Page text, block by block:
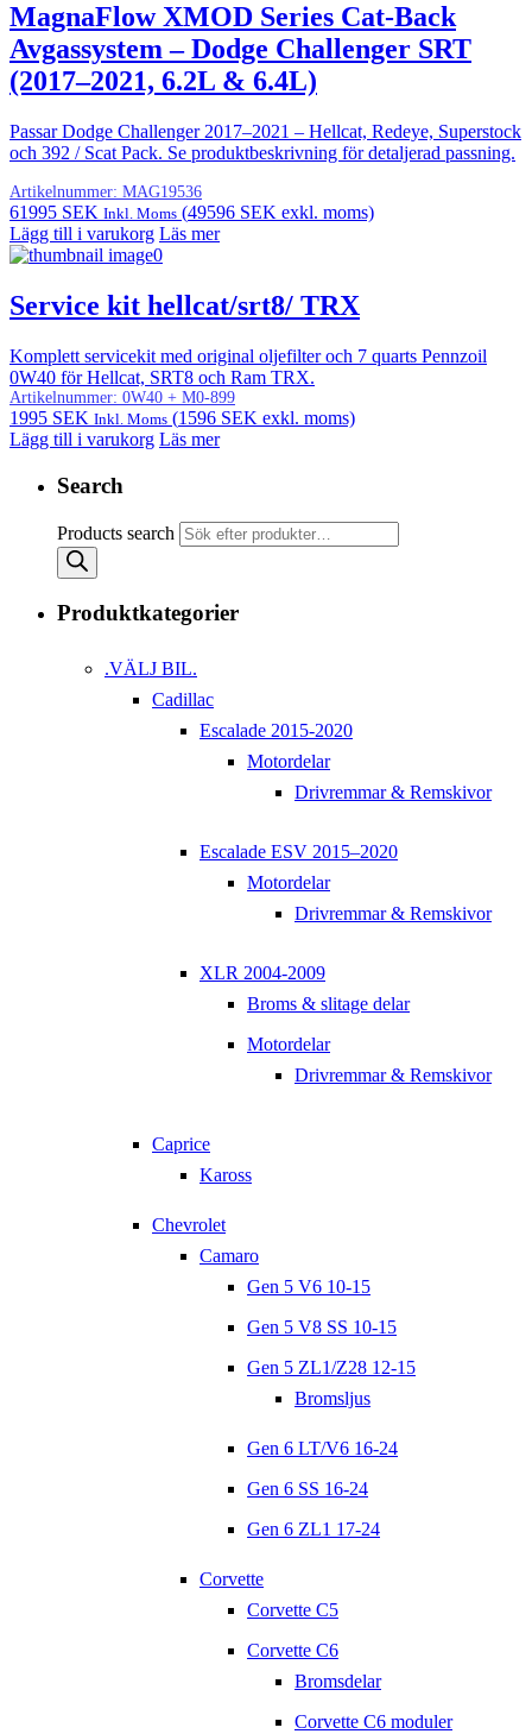
MagnaFlow XMOD Series Cat-Back
Avgassystem – Dodge Challenger SRT
(2017–2021, 6.2L & 6.4L)
Passar Dodge Challenger 2017–2021 – Hellcat, Redeye, Superstock
och 392 / Scat Pack. Se produktbeskrivning för detaljerad passning.
Artikelnummer: MAG19536
61995 SEK Inkl. Moms (49596 SEK exkl. moms)
Lägg till i varukorg Läs mer
Service kit hellcat/srt8/ TRX
Komplett servicekit med original oljefilter och 7 quarts Pennzoil
0W40 för Hellcat, SRT8 och Ram TRX.
Artikelnummer: 0W40 + M0-899
1995 SEK Inkl. Moms (1596 SEK exkl. moms)
Lägg till i varukorg Läs mer
Search
Products search
Produktkategorier
.VÄLJ BIL.
Cadillac
Escalade 2015-2020
Motordelar
Drivremmar & Remskivor
Escalade ESV 2015–2020
Motordelar
Drivremmar & Remskivor
XLR 2004-2009
Broms & slitage delar
Motordelar
Drivremmar & Remskivor
Caprice
Kaross
Chevrolet
Camaro
Gen 5 V6 10-15
Gen 5 V8 SS 10-15
Gen 5 ZL1/Z28 12-15
Bromsljus
Gen 6 LT/V6 16-24
Gen 6 SS 16-24
Gen 6 ZL1 17-24
Corvette
Corvette C5
Corvette C6
Bromsdelar
Corvette C6 moduler